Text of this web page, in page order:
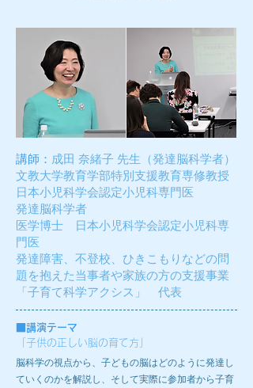
講師： 成田 奈緒子 先生 （発達脳科学者）
文教大学教育学部特別支援教育専修教授
日本小児科学会認定小児科専門医
発達脳科学者
医学博士 日本小児科学会認定小児科専
門医
発達障害、不登校、ひきこもりなどの問
題を抱えた当事者や家族の方の支援事業
「子育て科学アクシス」 代表
講演テーマ
「子供の正しい脳の育て方」
脳科学の視点から、子どもの脳はどのように発達し
ていくのかを解説し、そして実際に参加者から子育